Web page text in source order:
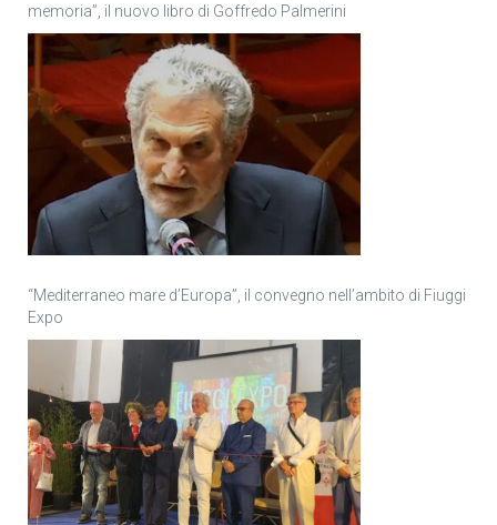
memoria”, il nuovo libro di Goffredo Palmerini
“Mediterraneo mare d’Europa”, il convegno nell’ambito di Fiuggi
Expo